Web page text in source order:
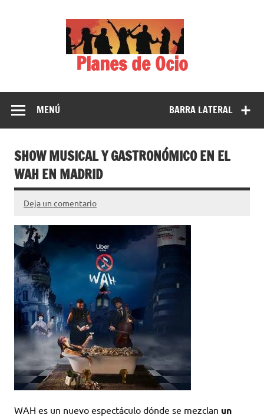
Planes de Ocio
BARRA LATERAL
MENÚ
SHOW MUSICAL Y GASTRONÓMICO EN EL
WAH EN MADRID
Deja un comentario
WAH es un nuevo espectáculo dónde se mezclan un